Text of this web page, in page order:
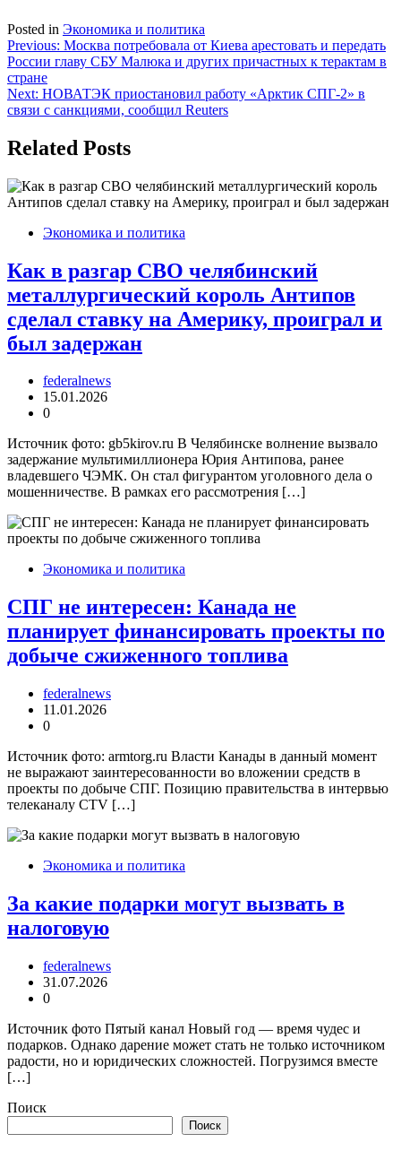
Posted in Экономика и политика
Навигация
по
записям
Previous: Москва потребовала от Киева арестовать и передать
России главу СБУ Малюка и других причастных к терактам в
стране
Next: НОВАТЭК приостановил работу «Арктик СПГ-2» в
связи с санкциями, сообщил Reuters
Related Posts
Экономика и политика
Как в разгар СВО челябинский
металлургический король Антипов
сделал ставку на Америку, проиграл и
был задержан
federalnews
15.01.2026
0
Источник фото: gb5kirov.ru В Челябинске волнение вызвало
задержание мультимиллионера Юрия Антипова, ранее
владевшего ЧЭМК. Он стал фигурантом уголовного дела о
мошенничестве. В рамках его рассмотрения […]
Экономика и политика
СПГ не интересен: Канада не
планирует финансировать проекты по
добыче сжиженного топлива
federalnews
11.01.2026
0
Источник фото: armtorg.ru Власти Канады в данный момент
не выражают заинтересованности во вложении средств в
проекты по добыче СПГ. Позицию правительства в интервью
телеканалу CTV […]
Экономика и политика
За какие подарки могут вызвать в
налоговую
federalnews
31.07.2026
0
Источник фото Пятый канал Новый год — время чудес и
подарков. Однако дарение может стать не только источником
радости, но и юридических сложностей. Погрузимся вместе
[…]
Поиск
Поиск